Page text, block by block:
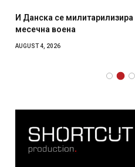
И Данска се
месечна воена
AUGUST 4, 2026